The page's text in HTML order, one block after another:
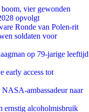
vier gewonden
opvolgt
Ronde van Polen-rit
soldaten voor
op 79-jarige leeftijd
early access tot
ambassadeur naar
ernstig alcoholmisbruik